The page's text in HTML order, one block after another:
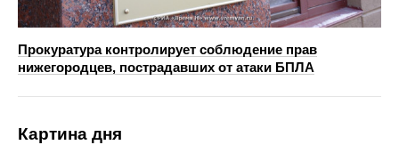
Прокуратура контролирует соблюдение прав
нижегородцев, пострадавших от атаки БПЛА
Картина дня